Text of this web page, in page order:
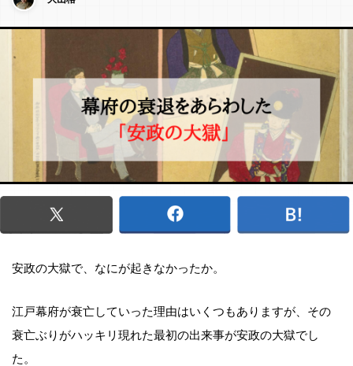
安政の大獄で、なにが起きなかったか。
江戸幕府が衰亡していった理由はいくつもありますが、その
衰亡ぶりがハッキリ現れた最初の出来事が安政の大獄でし
た。